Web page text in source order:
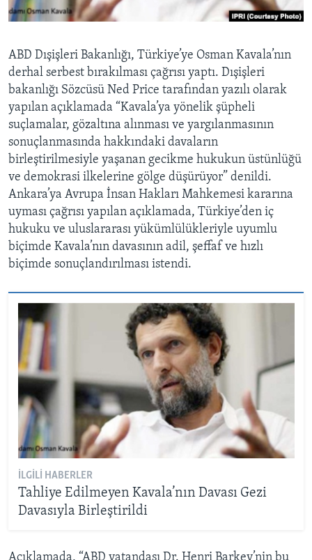
HAYATTAN
BIZI TAKIP EDIN
Diller
ABD Dışişleri Bakanlığı, Türkiye’ye Osman Kavala’nın
derhal serbest bırakılması çağrısı yaptı. Dışişleri
bakanlığı Sözcüsü Ned Price tarafından yazılı olarak
yapılan açıklamada “Kavala’ya yönelik şüpheli
suçlamalar, gözaltına alınması ve yargılanmasının
sonuçlanmasında hakkındaki davaların
birleştirilmesiyle yaşanan gecikme hukukun üstünlüğü
ve demokrasi ilkelerine gölge düşürüyor” denildi.
Ankara’ya Avrupa İnsan Hakları Mahkemesi kararına
uyması çağrısı yapılan açıklamada, Türkiye’den iç
hukuku ve uluslararası yükümlülükleriyle uyumlu
biçimde Kavala’nın davasının adil, şeffaf ve hızlı
biçimde sonuçlandırılması istendi.
İLGILI HABERLER
Tahliye Edilmeyen Kavala’nın Davası Gezi
Davasıyla Birleştirildi
Açıklamada, “ABD vatandaşı Dr. Henri Barkey’nin bu